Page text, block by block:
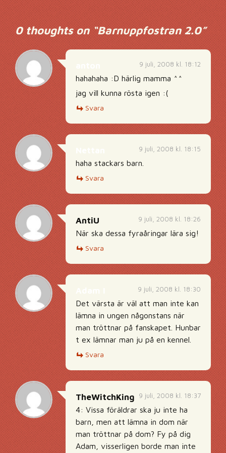
0 thoughts on “Barnuppfostran 2.0”
9 juli, 2008 kl. 18:12
hahahaha :D härlig mamma ^^
jag vill kunna rösta igen :(
Svara
9 juli, 2008 kl. 18:15
haha stackars barn.
Svara
9 juli, 2008 kl. 18:26
AntiU
När ska dessa fyraåringar lära sig!
Svara
9 juli, 2008 kl. 18:30
Det värsta är väl att man inte kan
lämna in ungen någonstans när
man tröttnar på fanskapet. Hunbar
t ex lämnar man ju på en kennel.
Svara
9 juli, 2008 kl. 18:37
TheWitchKing
4: Vissa föräldrar ska ju inte ha
barn, men att lämna in dom när
man tröttnar på dom? Fy på dig
Adam, visserligen borde man inte